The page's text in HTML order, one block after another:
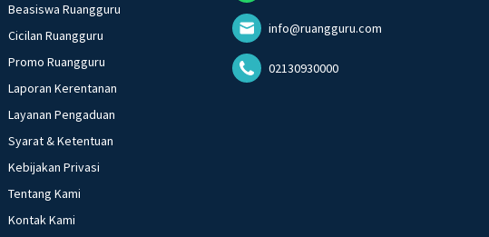
Beasiswa Ruangguru
Cicilan Ruangguru
Promo Ruangguru
Laporan Kerentanan
Layanan Pengaduan
Syarat & Ketentuan
Kebijakan Privasi
Tentang Kami
Kontak Kami
info@ruangguru.com
02130930000